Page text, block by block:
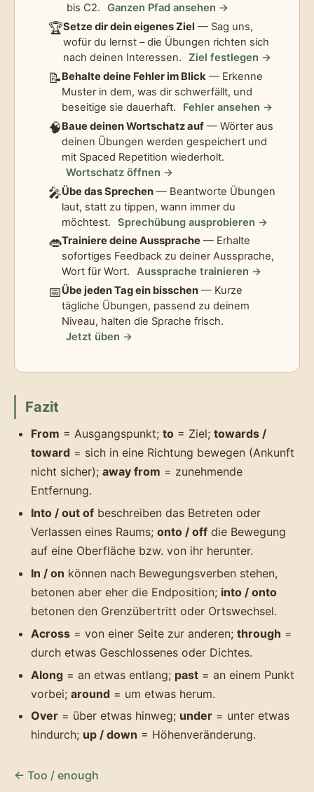
bis C2.
Ganzen Pfad ansehen →
🏆Setze dir dein eigenes Ziel — Sag uns,
wofür du lernst – die Übungen richten sich
nach deinen Interessen.
Ziel festlegen →
📝Behalte deine Fehler im Blick — Erkenne
Muster in dem, was dir schwerfällt, und
beseitige sie dauerhaft.
Fehler ansehen →
🧠Baue deinen Wortschatz auf — Wörter aus
deinen Übungen werden gespeichert und
mit Spaced Repetition wiederholt.
Wortschatz öffnen →
🎤Übe das Sprechen — Beantworte Übungen
laut, statt zu tippen, wann immer du
möchtest.
Sprechübung ausprobieren →
👄Trainiere deine Aussprache — Erhalte
sofortiges Feedback zu deiner Aussprache,
Wort für Wort.
Aussprache trainieren →
📅Übe jeden Tag ein bisschen — Kurze
tägliche Übungen, passend zu deinem
Niveau, halten die Sprache frisch.
Jetzt üben →
Fazit
From = Ausgangspunkt; to = Ziel; towards /
toward = sich in eine Richtung bewegen (Ankunft
nicht sicher); away from = zunehmende
Entfernung.
Into / out of beschreiben das Betreten oder
Verlassen eines Raums; onto / off die Bewegung
auf eine Oberfläche bzw. von ihr herunter.
In / on können nach Bewegungsverben stehen,
betonen aber eher die Endposition; into / onto
betonen den Grenzübertritt oder Ortswechsel.
Across = von einer Seite zur anderen; through =
durch etwas Geschlossenes oder Dichtes.
Along = an etwas entlang; past = an einem Punkt
vorbei; around = um etwas herum.
Over = über etwas hinweg; under = unter etwas
hindurch; up / down = Höhenveränderung.
← Too / enough